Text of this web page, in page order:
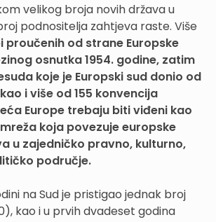
velikog broja novih država u
podnositelja zahtjeva raste. Više
proučenih od strane Europske
osnutka 1954. godine, zatim
koje je Europski sud donio od
i više od 155 konvencija
Europe trebaju biti viđeni kao
koja povezuje europske
u zajedničko pravno, kulturno,
područje.
na Sud je pristigao jednak broj
kao i u prvih dvadeset godina